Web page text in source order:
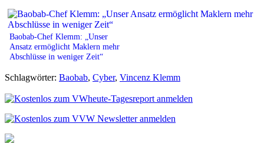
Baobab-Chef Klemm: „Unser
Ansatz ermöglicht Maklern mehr
Abschlüsse in weniger Zeit“
Schlagwörter: Baobab, Cyber, Vincenz Klemm